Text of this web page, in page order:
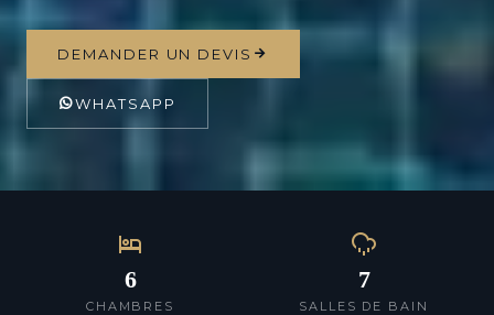
DEMANDER UN DEVIS
WHATSAPP
6
CHAMBRES
7
SALLES DE BAIN